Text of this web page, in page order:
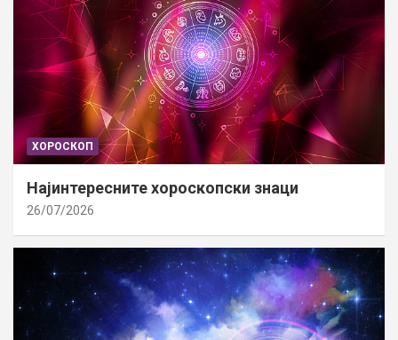
ХОРОСКОП
Најинтересните хороскопски знаци
26/07/2026